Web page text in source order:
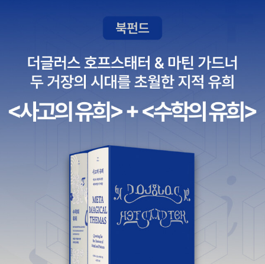
며, 인체 탐구(^^)도 해보고~.(아, 발바닥 그리기를 하겠다고 해놓고
는 아직 못한 건 미안~. 오늘 할까?)자연사박물관에 다녀온 날은 <개
구리의 낮잠>, <매미 잡기>, <새야, 위험해>를 읽으며 동물 이야기
도 해보고, 그림책 속에서 지구의 속도 들여다보고~. 하늘에 뜬 반달
을 신기해하며 보았던 며칠 간은 달 그림책을 보고, <북두칠성과 카
시오페이아> 별 이야기도 읽고~.오빠를 기다리며콜롬비아호비디오
를 본 날은 로켓그림책을 읽어보고~. 그림책의 주인공들이 그리는 그
읽으며, '꼬마 마녀' 그림도 그려보고~.먹을거리가 나오는 그림책을
보고는 엄마가 어떻게 요리하는지 보겠다고 의자 위에서 지켜보기도
하고~.냠냠이처럼 하루에 한 가지씩만 새로운 음식을 먹어보면 된다
고, 엄마를 설득하기도 하고 .... ^^;;고구마가 어떻게 자라는지도 보
고,감자가 어떻게 자라는지도 보고 ... 굴렁쇠 아이들의 '씨감자'를 따
라부르며 <감자에 싹이 나서>를 다시 읽어보고~. (노래와 그림책이
찰떡궁합이다. ^^)정직하다는 게 뭔지, 공평한 게 뭔지 궁금한 날은
까? 또한 특목고, 자사고, 외고 열풍인데 어떻게 준비해야하는지 책
쉽다.재미있는 동화책, 그림책이 한가득이다. 그리고 지후맘의 베이
비바이블은 아기를 키우는 조카에서 선물로 주고 싶은 책이다. 워낙
종 세트 후쿠다 이와오, 패트리샤 폴라코 외 지음, 김난주, 서애경 외
편집부 엮음 / 꿈터 / 2008년 5월새학기를 앞두고 긴긴 방학 동안
이런책들을 모아서 읽으면 나중에 학교 성적에도 좋은 영향을 미칠
것이다. 우와, 영어책도 세일을 한다.[리버 보이]는 아직 주문 전이라
이렇게 착한 가격으로 만날 수 있는 것은 행운이다. ^^